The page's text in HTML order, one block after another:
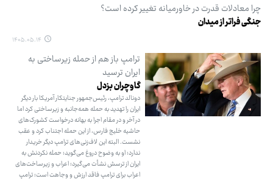
چرا معادلات قدرت در خاورمیانه تغییر کرده است؟
جنگی فراتر از میدان
۱۴۰۵.۰۵.۱۴
ترامپ باز هم از حمله زیرساختی به
ایران ترسید
گاوچران بزدل
دونالد ترامپ، رئیس‌جمهور جنایتکار آمریکا بار دیگر
ایران را تهدید به حمله همه‌جانبه و زیرساختی کرد اما
در آخر و در مقام اجرا به بهانه درخواست کشورک‌های
حاشیه خلیج فارس، از این حمله اجتناب کرد و عقب
نشست. البته این لاف‌زنی‌های ترامپ دیگر خریدار
ندارد؛ او به وضوح دروغ می‌گوید؛ حمله نکردنش به
ایران از ترسش نشأت می‌گیرد؛ اعراب و زیرساخت‌های
اعراب برای ترامپ فاقد ارزش و وجاهت است؛ ترامپ